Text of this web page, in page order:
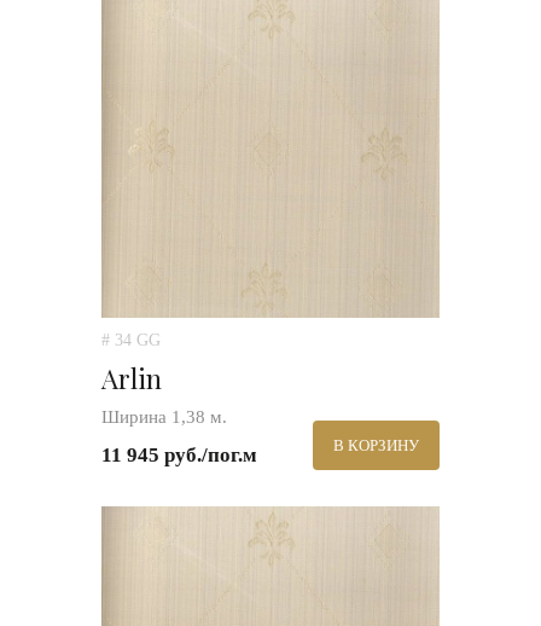
# 34 GG
Arlin
Ширина 1,38 м.
11 945 руб./пог.м В КОРЗИНУ